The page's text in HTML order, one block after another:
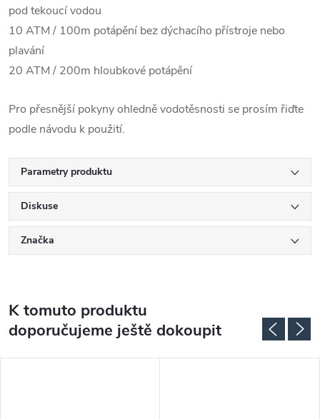
pod tekoucí vodou
10 ATM / 100m potápění bez dýchacího přístroje nebo
plavání
20 ATM / 200m hloubkové potápění
Pro přesnější pokyny ohledně vodotěsnosti se prosím řiďte
podle návodu k použití.
Parametry produktu
Diskuse
Značka
K tomuto produktu
doporučujeme ještě dokoupit